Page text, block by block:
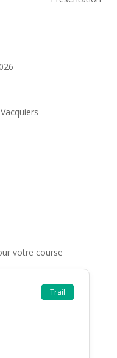
votre course
Trail